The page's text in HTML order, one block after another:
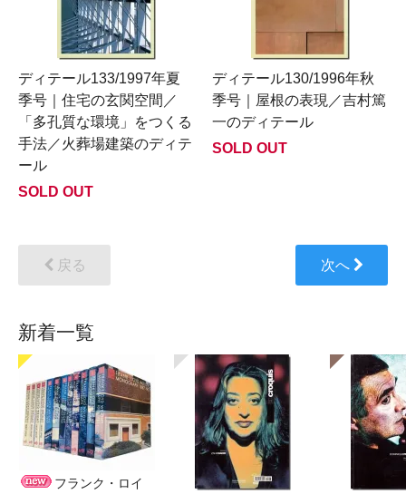
ディテール133/1997年夏
季号｜住宅の玄関空間／
「多孔質な環境」をつくる
手法／火葬場建築のディテ
ール
SOLD OUT
ディテール130/1996年秋
季号｜屋根の表現／吉村篤
一のディテール
SOLD OUT
戻る 次へ
新着一覧
フランク・ロイ